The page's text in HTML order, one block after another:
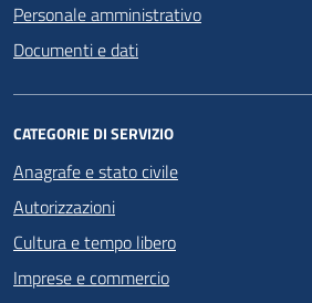
Personale amministrativo
Documenti e dati
CATEGORIE DI SERVIZIO
Anagrafe e stato civile
Autorizzazioni
Cultura e tempo libero
Imprese e commercio